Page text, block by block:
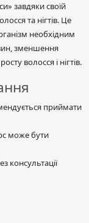
завдяки своїй
та нігтів. Це
необхідним
зменшення
волосся і нігтів.
приймати
може бути
консультації